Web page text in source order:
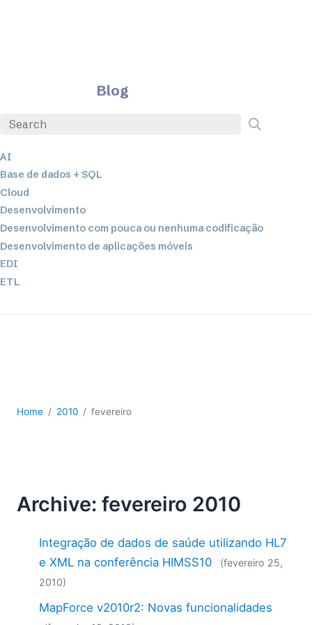
Blog
AI
Base de dados + SQL
Cloud
Desenvolvimento
Desenvolvimento com pouca ou nenhuma codificação
Desenvolvimento de aplicações móveis
EDI
ETL
JSON
XML
2025
2023
2022
2021
2019
Home 2010 fevereiro
Archive: fevereiro 2010
Integração de dados de saúde utilizando HL7
e XML na conferência HIMSS10
(fevereiro 25,
2010)
MapForce v2010r2: Novas funcionalidades